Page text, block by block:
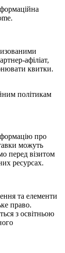
афіліат,
квитки.
політикам
про
можуть
перед візитом
ресурсах.
та елементи
право.
з освітньою